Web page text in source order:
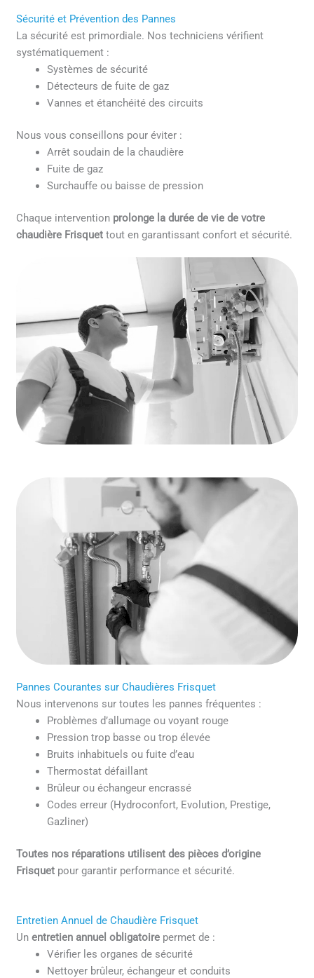
Sécurité et Prévention des Pannes
La sécurité est primordiale. Nos techniciens vérifient
systématiquement :
Systèmes de sécurité
Détecteurs de fuite de gaz
Vannes et étanchéité des circuits
Nous vous conseillons pour éviter :
Arrêt soudain de la chaudière
Fuite de gaz
Surchauffe ou baisse de pression
Chaque intervention prolonge la durée de vie de votre
chaudière Frisquet tout en garantissant confort et sécurité.
Pannes Courantes sur Chaudières Frisquet
Nous intervenons sur toutes les pannes fréquentes :
Problèmes d’allumage ou voyant rouge
Pression trop basse ou trop élevée
Bruits inhabituels ou fuite d’eau
Thermostat défaillant
Brûleur ou échangeur encrassé
Codes erreur (Hydroconfort, Evolution, Prestige,
Gazliner)
Toutes nos réparations utilisent des pièces d’origine
Frisquet pour garantir performance et sécurité.
Entretien Annuel de Chaudière Frisquet
Unentretien annuel obligatoire permet de :
Vérifier les organes de sécurité
Nettoyer brûleur, échangeur et conduits